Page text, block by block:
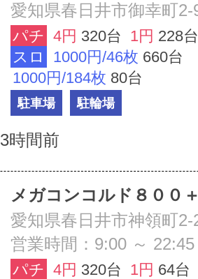
愛知県春日井市御幸町2-
パチ 4円 320台 1円 228台
スロ
1000円/46枚 660台
1000円/184枚 80台
駐車場 駐輪場
3時間前
メガコンコルド８００
愛知県春日井市神領町2-
営業時間：9:00 ～ 22:45
パチ 4円 320台 1円 64台